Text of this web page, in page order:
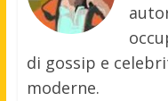
di gossip e
moderne.